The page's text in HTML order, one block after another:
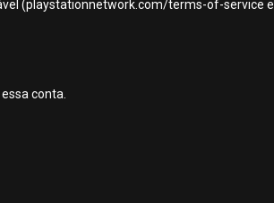
(playstationnetwork.com/terms-of-service e
conta.